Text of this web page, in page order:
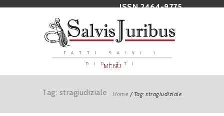
ISSN 2464-9775
FATTI SALVI I
DIRITTI
MENU
Home / Tag: stragiudiziale
Tag: stragiudiziale